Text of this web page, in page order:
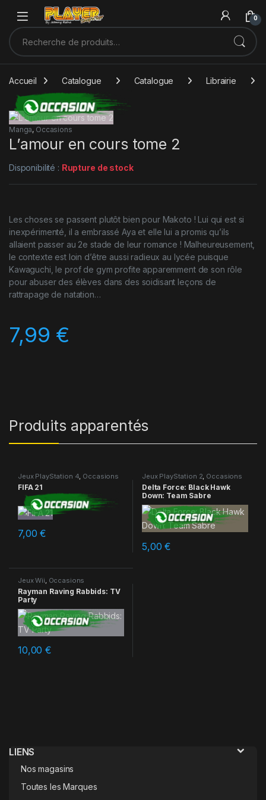
Sauter à la navigation
Skip to content
0
Recherche pour :
Accueil Catalogue Catalogue Librairie
Manga, Occasions
L’amour en cours tome 2
Disponibilité : Rupture de stock
Les choses se passent plutôt bien pour Makoto ! Lui qui est si
inexpérimenté, il a embrassé Aya et elle lui a promis qu’ils
allaient passer au 2e stade de leur romance ! Malheureusement,
le contexte est loin d’être aussi radieux au lycée puisque
Kawaguchi, le prof de gym profite apparemment de son rôle
pour abuser des élèves dans des soidisant leçons de
rattrapage de natation…
7,99 €
Produits apparentés
Jeux PlayStation 4, Occasions
FIFA 21
7,00€
Jeux PlayStation 2, Occasions
Delta Force: Black Hawk
Down: Team Sabre
5,00€
Jeux Wii, Occasions
Rayman Raving Rabbids: TV
Party
10,00€
LIENS
Nos magasins
Toutes les Marques